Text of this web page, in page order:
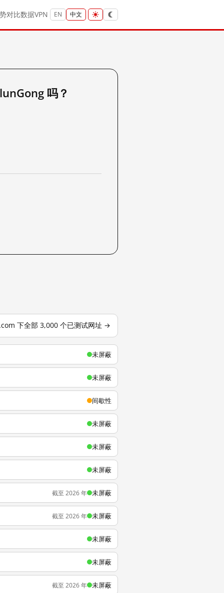
对比数据VPN EN 中文
吗？
下全部 3,000 个已测试网址 →
未屏蔽
未屏蔽
间歇性
未屏蔽
未屏蔽
未屏蔽
截至 2026 年 未屏蔽
截至 2026 年 未屏蔽
未屏蔽
未屏蔽
截至 2026 年 未屏蔽